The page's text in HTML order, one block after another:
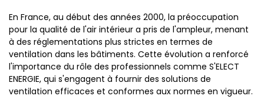
En France, au début des années 2000, la préoccupation
pour la qualité de l'air intérieur a pris de l'ampleur, menant
à des réglementations plus strictes en termes de
ventilation dans les bâtiments. Cette évolution a renforcé
l'importance du rôle des professionnels comme S'ELECT
ENERGIE, qui s'engagent à fournir des solutions de
ventilation efficaces et conformes aux normes en vigueur.